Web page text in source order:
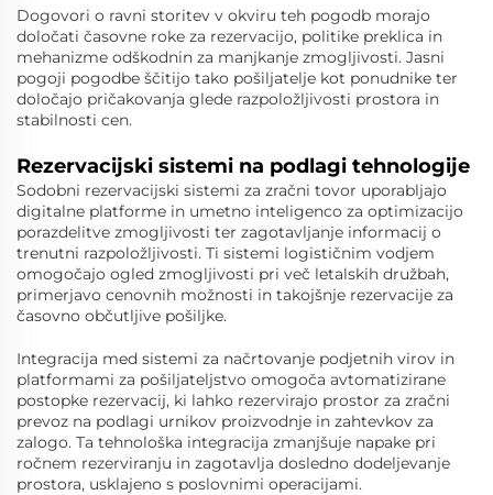
Dogovori o ravni storitev v okviru teh pogodb morajo
določati časovne roke za rezervacijo, politike preklica in
mehanizme odškodnin za manjkanje zmogljivosti. Jasni
pogoji pogodbe ščitijo tako pošiljatelje kot ponudnike ter
določajo pričakovanja glede razpoložljivosti prostora in
stabilnosti cen.
Rezervacijski sistemi na podlagi tehnologije
Sodobni rezervacijski sistemi za zračni tovor uporabljajo
digitalne platforme in umetno inteligenco za optimizacijo
porazdelitve zmogljivosti ter zagotavljanje informacij o
trenutni razpoložljivosti. Ti sistemi logističnim vodjem
omogočajo ogled zmogljivosti pri več letalskih družbah,
primerjavo cenovnih možnosti in takojšnje rezervacije za
časovno občutljive pošiljke.
Integracija med sistemi za načrtovanje podjetnih virov in
platformami za pošiljateljstvo omogoča avtomatizirane
postopke rezervacij, ki lahko rezervirajo prostor za zračni
prevoz na podlagi urnikov proizvodnje in zahtevkov za
zalogo. Ta tehnološka integracija zmanjšuje napake pri
ročnem rezerviranju in zagotavlja dosledno dodeljevanje
prostora, usklajeno s poslovnimi operacijami.